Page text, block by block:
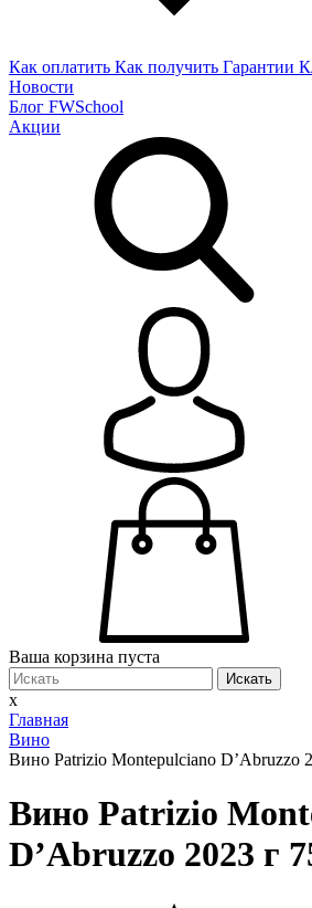
Как оплатить Как получить Гарантии
Новости
Блог FWSchool
Акции
Ваша корзина пуста
Искать
x
Главная
Вино
Вино Patrizio Montepulciano D’Abruzzo
Вино Patrizio
D’Abruzzo 2023 г